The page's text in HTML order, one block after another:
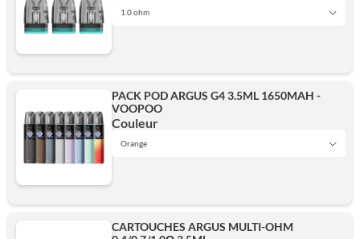
1.0 ohm
0.7 ohm
PACK POD ARGUS G4 3.5ML 1650MAH -
VOOPOO
Couleur
Orange
CARTOUCHES ARGUS MULTI-OHM